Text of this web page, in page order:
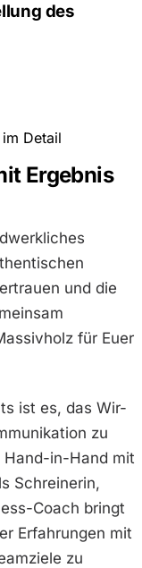
des
Detail
Ergebnis
und die
für Euer
ist es, das Wir-
zu
Hand-in-Hand mit
Schreinerin,
Coach bringt
Erfahrungen mit
zu